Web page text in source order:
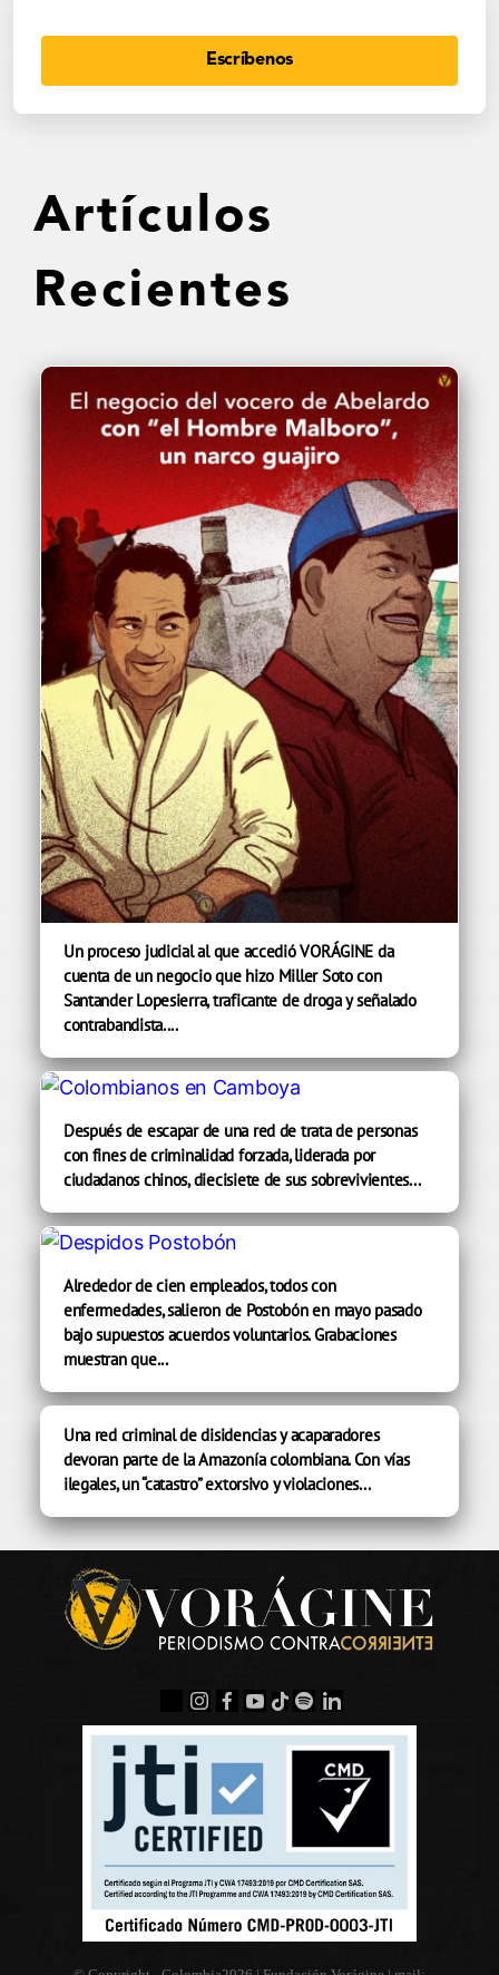
Escríbenos
Artículos
Recientes
Un proceso judicial al que accedió VORÁGINE da
cuenta de un negocio que hizo Miller Soto con
Santander Lopesierra, traficante de droga y señalado
contrabandista....
Después de escapar de una red de trata de personas
con fines de criminalidad forzada, liderada por
ciudadanos chinos, diecisiete de sus sobrevivientes...
Alrededor de cien empleados, todos con
enfermedades, salieron de Postobón en mayo pasado
bajo supuestos acuerdos voluntarios. Grabaciones
muestran que...
Una red criminal de disidencias y acaparadores
devoran parte de la Amazonía colombiana. Con vías
ilegales, un “catastro” extorsivo y violaciones...